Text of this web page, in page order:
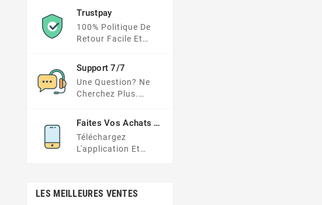
Plus Sécurisé
Trustpay
100% Politique De
Retour Facile Et
Support 7/7
Une Question? Ne
Cherchez Plus.
Demande Ici
Faites Vos Achats En
Déplacement
Téléchargez
L'application Et
LES MEILLEURES VENTES